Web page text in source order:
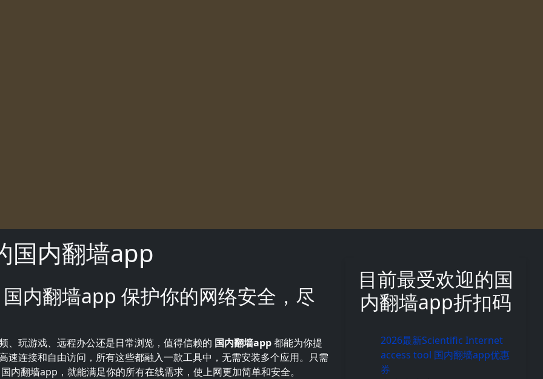
国内翻墙app
内翻墙app 保护你的网络安全，尽
、玩游戏、远程办公还是日常浏览，值得信赖的 国内翻墙app都能为你提
速连接和自由访问，所有这些都融入一款工具中，无需安装多个应用。只需
内翻墙app，就能满足你的所有在线需求，使上网更加简单和安全。
目前最受欢迎的国
内翻墙app折扣码
2026最新Scientific Internet
access tool 国内翻墙app优惠
券